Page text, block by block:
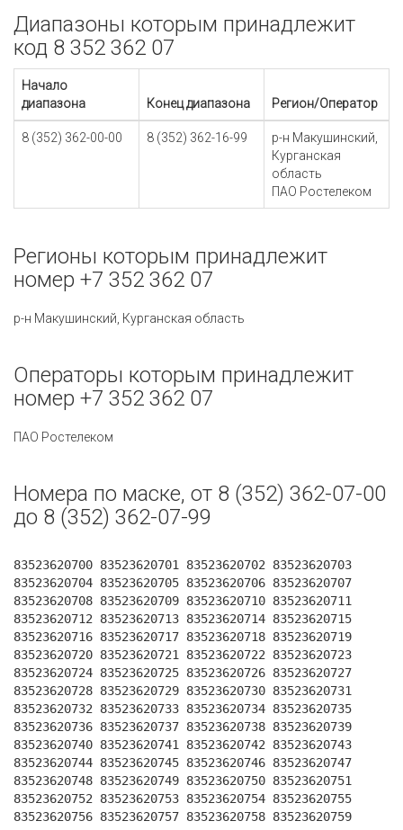
Диапазоны которым принадлежит
код 8 352 362 07
Начало
диапазона
Конец диапазона Регион/Оператор
8 (352) 362-00-00 8 (352) 362-16-99
р-н Макушинский,
Курганская
область
ПАО Ростелеком
Регионы которым принадлежит
номер +7 352 362 07
р-н Макушинский, Курганская область
Операторы которым принадлежит
номер +7 352 362 07
ПАО Ростелеком
Номера по маске, от 8 (352) 362-07-00
до 8 (352) 362-07-99
83523620700 83523620701 83523620702 83523620703
83523620704 83523620705 83523620706 83523620707
83523620708 83523620709 83523620710 83523620711
83523620712 83523620713 83523620714 83523620715
83523620716 83523620717 83523620718 83523620719
83523620720 83523620721 83523620722 83523620723
83523620724 83523620725 83523620726 83523620727
83523620728 83523620729 83523620730 83523620731
83523620732 83523620733 83523620734 83523620735
83523620736 83523620737 83523620738 83523620739
83523620740 83523620741 83523620742 83523620743
83523620744 83523620745 83523620746 83523620747
83523620748 83523620749 83523620750 83523620751
83523620752 83523620753 83523620754 83523620755
83523620756 83523620757 83523620758 83523620759